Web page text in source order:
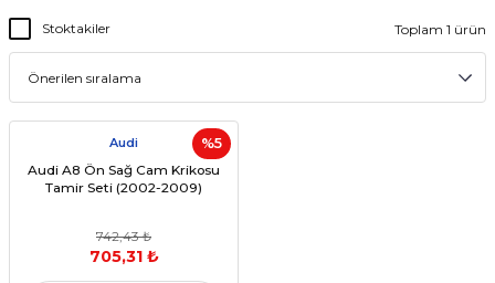
Stoktakiler Toplam 1 ürün
%5
Audi
Audi A8 Ön Sağ Cam Krikosu
Tamir Seti (2002-2009)
742,43 ₺
705,31 ₺